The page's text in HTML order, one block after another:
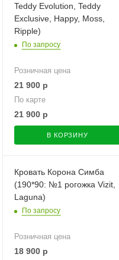
Teddy Evolution, Teddy
Exclusive, Happy, Moss,
Ripple)
По запросу
Розничная цена
21 900 р
По карте
21 900 р
В КОРЗИНУ
Кровать Корона Симба
(190*90: №1 рогожка Vizit,
Laguna)
По запросу
Розничная цена
18 900 р